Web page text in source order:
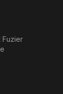
Fuzier